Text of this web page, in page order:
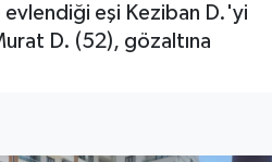
evlendiği eşi Keziban D.'yi
D. (52), gözaltına
ve Fikstür